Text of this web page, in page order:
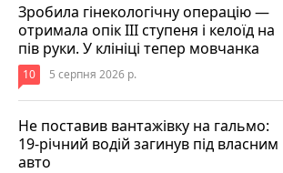
Зробила гінекологічну операцію —
отримала опік ІІІ ступеня і келоїд на
пів руки. У клініці тепер мовчанка
10 5 серпня 2026 р.
Не поставив вантажівку на гальмо:
19-річний водій загинув під власним
авто